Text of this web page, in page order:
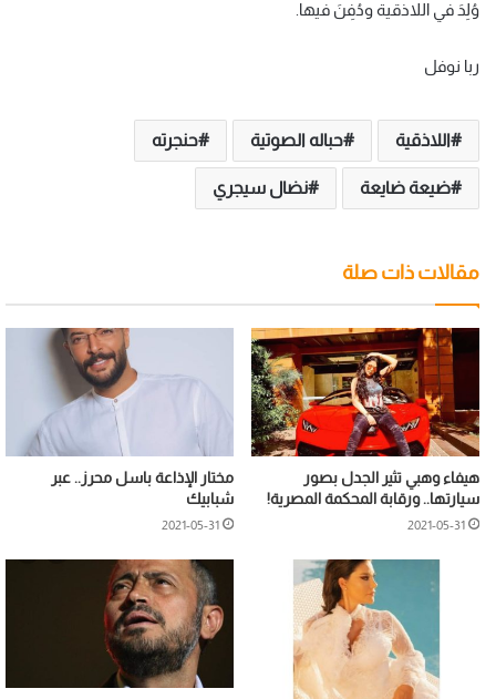
وُلِدَ في اللاذقية ودُفِنَ فيها.
ربا نوفل
اللاذقية حباله الصوتية حنجرته
ضيعة ضايعة نضال سيجري
مقالات ذات صلة
هيفاء وهبي تثير الجدل بصور
سيارتها.. ورقابة المحكمة المصرية!
2021-05-31
مختار الإذاعة باسل محرز.. عبر
شبابيك
2021-05-31